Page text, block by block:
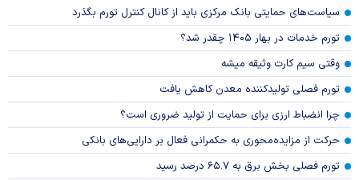
سیاست‌های حمایتی بانک مرکزی باید از کانال کنترل تورم بگذرد
تورم خدمات در بهار ۱۴۰۵ چقدر شد؟
وقتی سیم کارت وثیقه میشه
تورم فصلی تولیدکننده معدن کاهش یافت
چرا انضباط ارزی برای حمایت از تولید ضروری است؟
حرکت از مزایده‌محوری به حکمرانی فعال بر دارایی‌های بانکی
تورم فصلی بخش برق به ۶۵.۷ درصد رسید